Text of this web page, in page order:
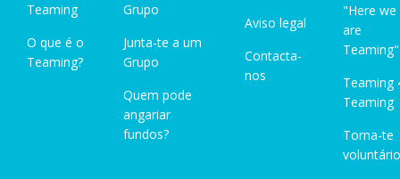
Teaming
O que é o
Teaming?
Grupo
Junta-te a um
Grupo
Quem pode
angariar
fundos?
Aviso legal
Contacta-
nos
"Here we
are
Teaming"
Teaming
Teaming
Torna-te